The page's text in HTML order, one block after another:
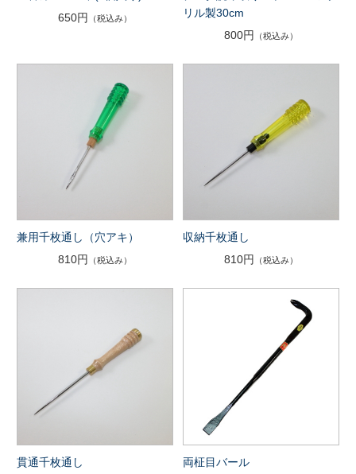
650円
（税込み）
リル製30cm
800円
（税込み）
兼用千枚通し（穴アキ）
810円
（税込み）
収納千枚通し
810円
（税込み）
貫通千枚通し
両柾目バール